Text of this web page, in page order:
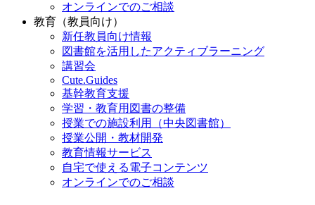
オンラインでのご相談
教育（教員向け）
新任教員向け情報
図書館を活用したアクティブラーニング
講習会
Cute.Guides
基幹教育支援
学習・教育用図書の整備
授業での施設利用（中央図書館）
授業公開・教材開発
教育情報サービス
自宅で使える電子コンテンツ
オンラインでのご相談